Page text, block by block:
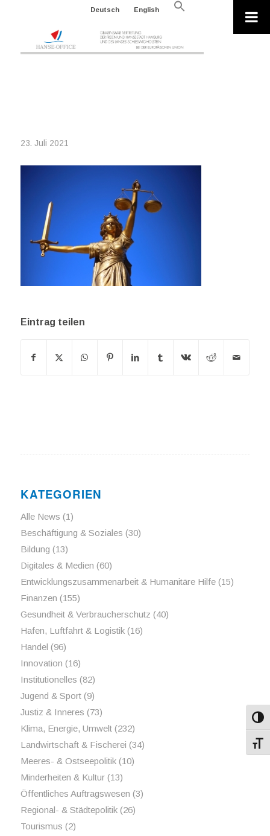
Deutsch English
Search
23. Juli 2021
Eintrag teilen
KATEGORIEN
Alle News (1)
Beschäftigung & Soziales (30)
Bildung (13)
Digitales & Medien (60)
Entwicklungszusammenarbeit & Humanitäre Hilfe(15)
Finanzen (155)
Gesundheit & Verbraucherschutz (40)
Hafen, Luftfahrt & Logistik(16)
Handel (96)
Innovation (16)
Institutionelles (82)
Jugend & Sport(9)
Justiz & Inneres (73)
Klima, Energie, Umwelt(232)
Landwirtschaft & Fischerei (34)
Meeres- & Ostseepolitik(10)
Minderheiten & Kultur(13)
Öffentliches Auftragswesen (3)
Regional- & Städtepolitik(26)
Tourismus (2)